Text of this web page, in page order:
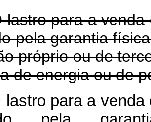
para a venda
pela garantia
próprio ou de
de energia ou de
para a venda